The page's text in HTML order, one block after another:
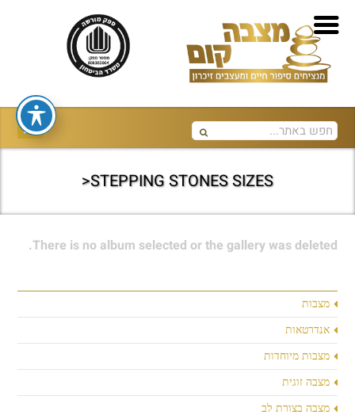
STEPPING STONES SIZES<
מצבות
אנדרטאות
מצבות מיוחדות
מצבה זוגית
מצבה בצורת לב
There is no album selected or the gallery was deleted.